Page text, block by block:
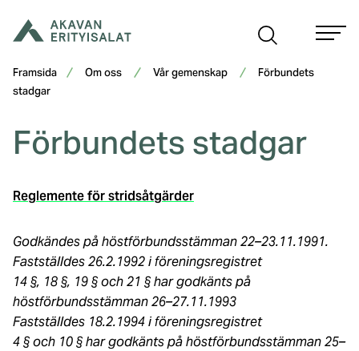
Framsida Om oss Vår gemenskap
Förbundets
stadgar
Förbundets stadgar
Reglemente för stridsåtgärder
Godkändes på höstförbundsstämman 22–23.11.1991.
Fastställdes 26.2.1992 i föreningsregistret
14 §, 18 §, 19 § och 21 § har godkänts på
höstförbundsstämman 26–27.11.1993
Fastställdes 18.2.1994 i föreningsregistret
4 § och 10 § har godkänts på höstförbundsstämman 25–